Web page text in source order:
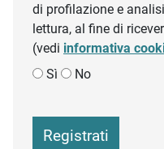
di profilazione e
lettura, al fine di
(vedi informativa
Sì
No
Registrati